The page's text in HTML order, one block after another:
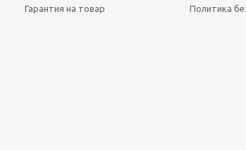
Гарантия на товар
Политика